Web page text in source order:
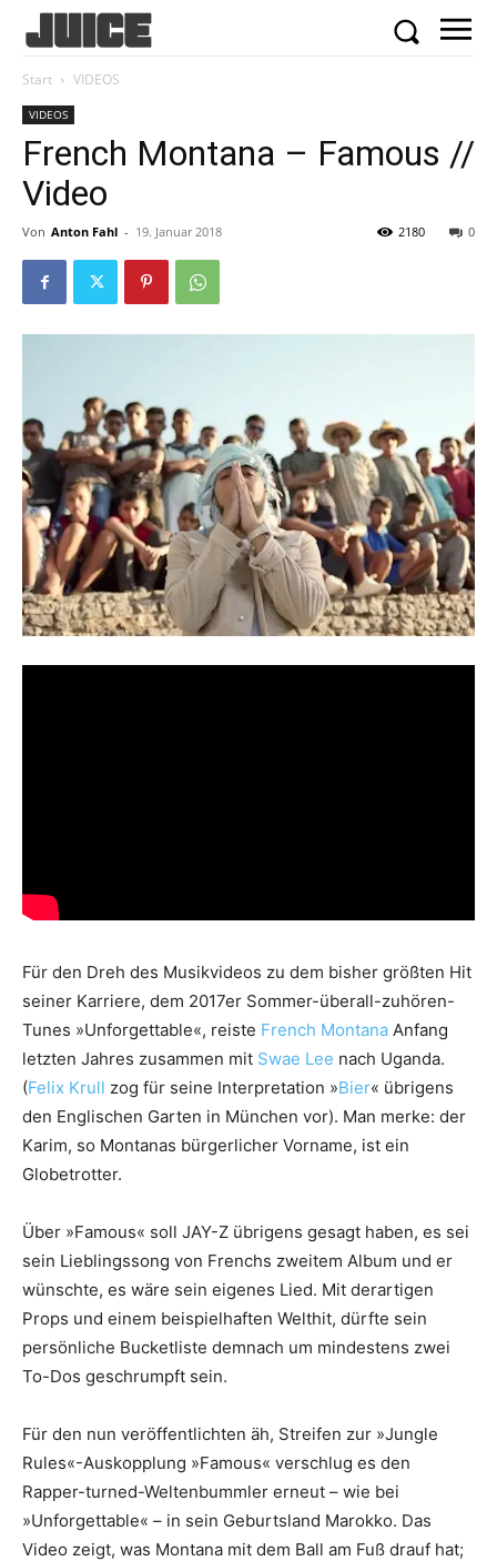
Start VIDEOS
VIDEOS
French Montana – Famous //
Video
Von Anton Fahl - 19. Januar 2018 0
2180
Für den Dreh des Musikvideos zu dem bisher größten Hit
seiner Karriere, dem 2017er Sommer-überall-zuhören-
Tunes »Unforgettable«, reiste French Montana Anfang
letzten Jahres zusammen mit Swae Lee nach Uganda.
(Felix Krull zog für seine Interpretation »Bier« übrigens
den Englischen Garten in München vor). Man merke: der
Karim, so Montanas bürgerlicher Vorname, ist ein
Globetrotter.
Über »Famous« soll JAY-Z übrigens gesagt haben, es sei
sein Lieblingssong von Frenchs zweitem Album und er
wünschte, es wäre sein eigenes Lied. Mit derartigen
Props und einem beispielhaften Welthit, dürfte sein
persönliche Bucketliste demnach um mindestens zwei
To-Dos geschrumpft sein.
Für den nun veröffentlichten äh, Streifen zur »Jungle
Rules«-Auskopplung »Famous« verschlug es den
Rapper-turned-Weltenbummler erneut – wie bei
»Unforgettable« – in sein Geburtsland Marokko. Das
Video zeigt, was Montana mit dem Ball am Fuß drauf hat;